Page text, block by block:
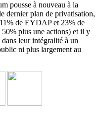
pousse à nouveau à la
dernier plan de privatisation,
de EYDAP et 23% de
plus une actions) et il y
leur intégralité à un
ni plus largement au